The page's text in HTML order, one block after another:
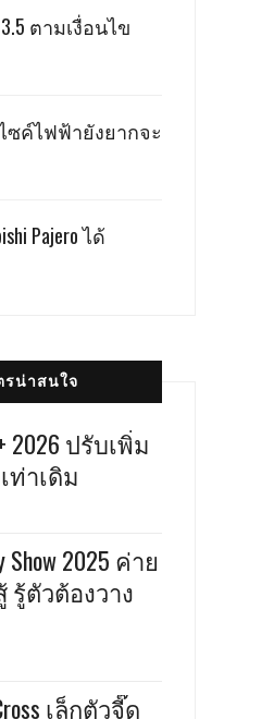
ตามเงื่อนไข
ซค์ไฟฟ้ายังยากจะ
Pajero ได้
รน่าสนใจ
2026 ปรับเพิ่ม
ท่าเดิม
Show 2025 ค่าย
ตัวต้องวาง
เล็กตัวจี๊ด